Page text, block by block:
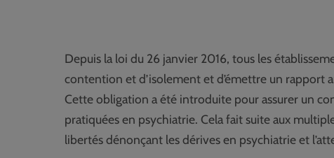
Depuis la loi du 26 janvier 2016, tous les
contention et d’isolement et d’émettre un rapport
Cette obligation a été introduite pour assurer un
pratiquées en psychiatrie. Cela fait suite aux
libertés dénonçant les dérives en psychiatrie et